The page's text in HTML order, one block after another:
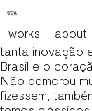
works about
Para obter
pode visitar
tanta inovação
Brasil e o
Não demorou
fizessem,